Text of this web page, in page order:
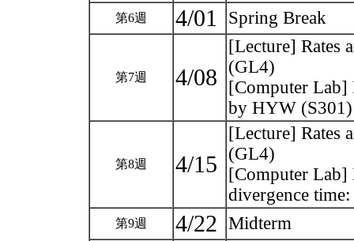
第6週 4/01 Spring Break
第7週 4/08
[Lecture] Rates
(GL4)
[Computer Lab]
by HYW
第8週 4/15
[Lecture] Rates
(GL4)
[Computer Lab]
divergence
第9週 4/22 Midterm